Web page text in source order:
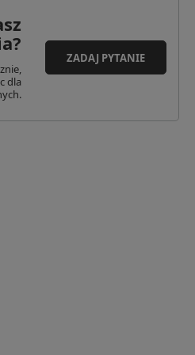
Tangermünde
Niemcy
email: info@sturm-miltec.de
dla
ZADAJ PYTANIE